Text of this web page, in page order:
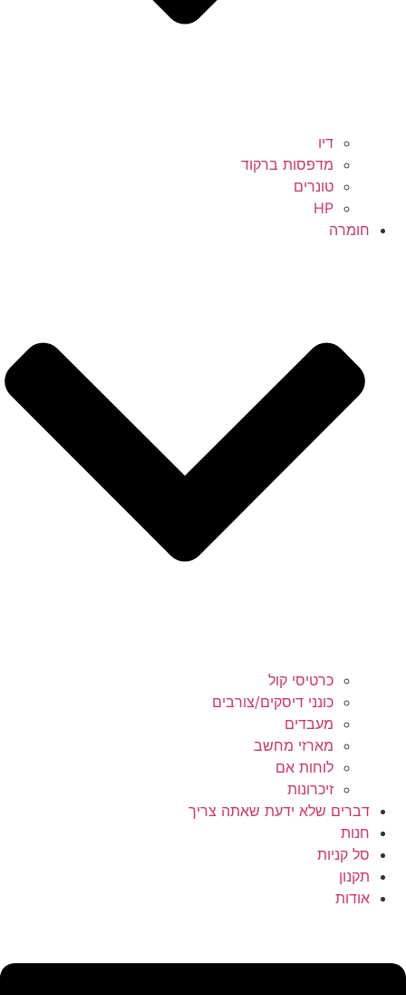
דיו
מדפסות ברקוד
טונרים
HP
חומרה
כרטיסי קול
כונני דיסקים/צורבים
מעבדים
מארזי מחשב
לוחות אם
זיכרונות
דברים שלא ידעת שאתה צריך
חנות
סל קניות
תקנון
אודות